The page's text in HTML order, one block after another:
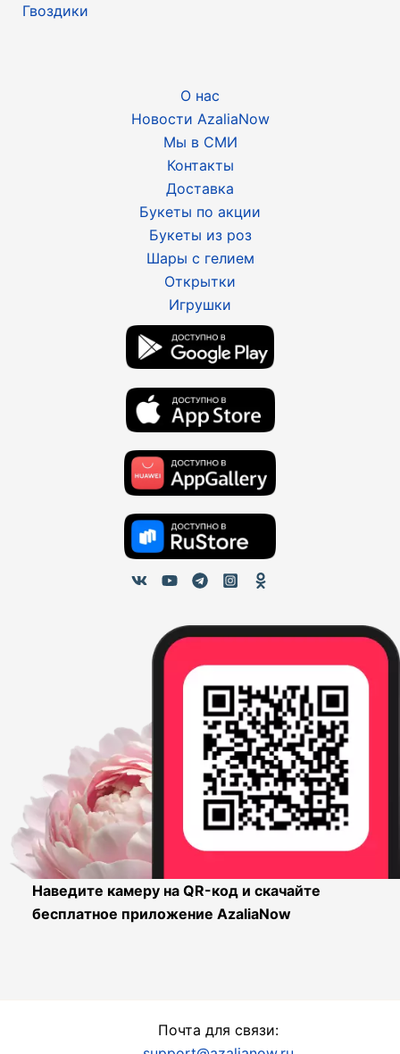
Гвоздики
О нас
Новости AzaliaNow
Мы в СМИ
Контакты
Доставка
Букеты по акции
Букеты из роз
Шары с гелием
Открытки
Игрушки
Наведите камеру на QR-код и скачайте
бесплатное приложение AzaliaNow
Почта для связи: